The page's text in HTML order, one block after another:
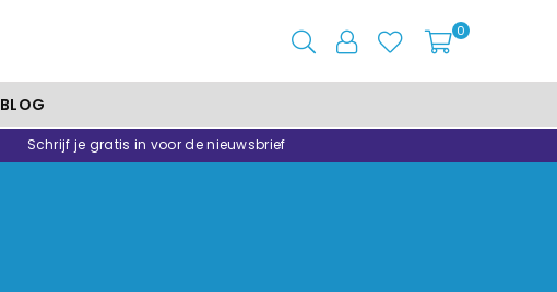
0
BLOG
Schrijf je gratis in voor de nieuwsbrief